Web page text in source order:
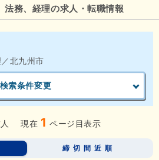
法務、経理の求人・転職情報
北九州市
検索条件変更
現在 1 ページ目表示
締切間近順